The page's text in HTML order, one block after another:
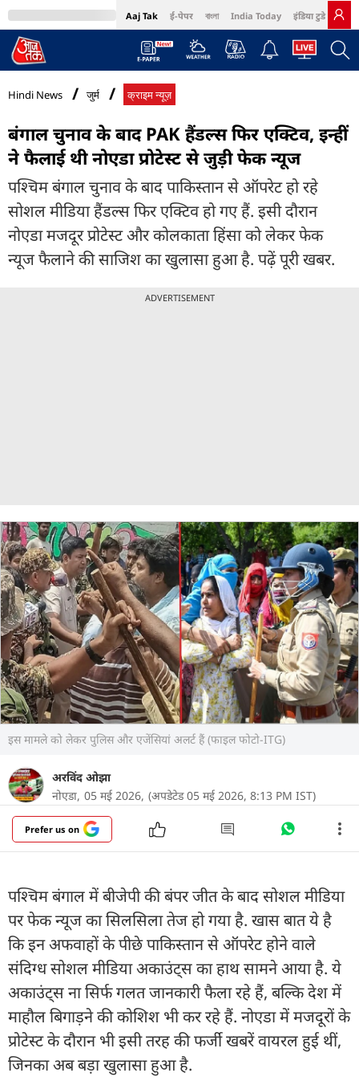
Aaj Tak ई-पेपर বাংলা India Today इंडिया टुडे हिंदी
MumbaiTak Cosmopolitan Harper's Bazaar Northeast
Hindi News जुर्म क्राइम न्यूज़
बंगाल चुनाव के बाद PAK हैंडल्स फिर एक्टिव, इन्हीं
ने फैलाई थी नोएडा प्रोटेस्ट से जुड़ी फेक न्यूज
पश्चिम बंगाल चुनाव के बाद पाकिस्तान से ऑपरेट हो रहे
सोशल मीडिया हैंडल्स फिर एक्टिव हो गए हैं. इसी दौरान
नोएडा मजदूर प्रोटेस्ट और कोलकाता हिंसा को लेकर फेक
न्यूज फैलाने की साजिश का खुलासा हुआ है. पढ़ें पूरी खबर.
ADVERTISEMENT
इस मामले को लेकर पुलिस और एजेंसियां अलर्ट हैं (फाइल फोटो-ITG)
अरविंद ओझा
नोएडा, 05 मई 2026, (अपडेटेड 05 मई 2026, 8:13 PM IST)
Prefer us on
पश्चिम बंगाल में बीजेपी की बंपर जीत के बाद सोशल मीडिया
पर फेक न्यूज का सिलसिला तेज हो गया है. खास बात ये है
कि इन अफवाहों के पीछे पाकिस्तान से ऑपरेट होने वाले
संदिग्ध सोशल मीडिया अकाउंट्स का हाथ सामने आया है. ये
अकाउंट्स ना सिर्फ गलत जानकारी फैला रहे हैं, बल्कि देश में
माहौल बिगाड़ने की कोशिश भी कर रहे हैं. नोएडा में मजदूरों के
प्रोटेस्ट के दौरान भी इसी तरह की फर्जी खबरें वायरल हुई थीं,
जिनका अब बड़ा खुलासा हुआ है.